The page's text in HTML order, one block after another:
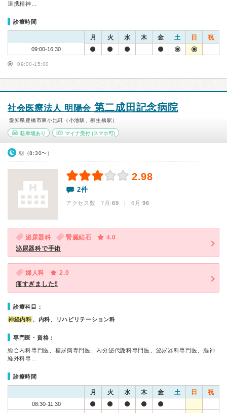
連携精神…
診療時間
月 火 水 木 金 土 日 祝
09:00-16:30
09:00-15:00
社会医療法人 明陽会 第二成田記念病院
愛知県豊橋市東小池町（小池駅、柳生橋駅）
駐車場あり マイナ受付(スマホ可)
朝（8:30〜）
2.98
2件
アクセス数 7月:69 | 6月:96
泌尿器科 腎臓結石
4.0
泌尿器科で手術
婦人科
2.0
痛すぎました‼
診療科目：
神経内科 、内科、リハビリテーション科
専門医・資格：
総合内科専門医、糖尿病専門医、内分泌代謝科専門医、泌尿器科専門医、脳神
経外科専…
診療時間
月 火 水 木 金 土 日 祝
08:30-11:30